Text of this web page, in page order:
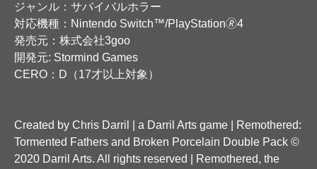
ジャンル：サバイバルホラー
対応機種：Nintendo Switch™/PlayStation🄬4
発売元：株式会社3goo
開発元: Stormind Games
CERO：D（17才以上対象）
Created by Chris Darril | a Darril Arts game | Remothered:
Tormented Fathers and Broken Porcelain Double Pack ©
2020 Darril Arts. All rights reserved | Remothered, the